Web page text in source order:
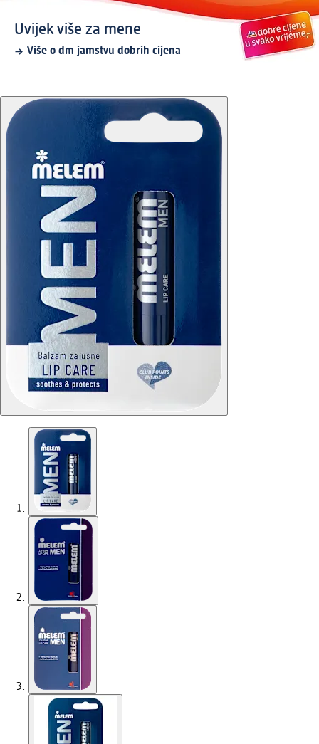
Uvijek više za mene
Više o dm jamstvu dobrih cijena